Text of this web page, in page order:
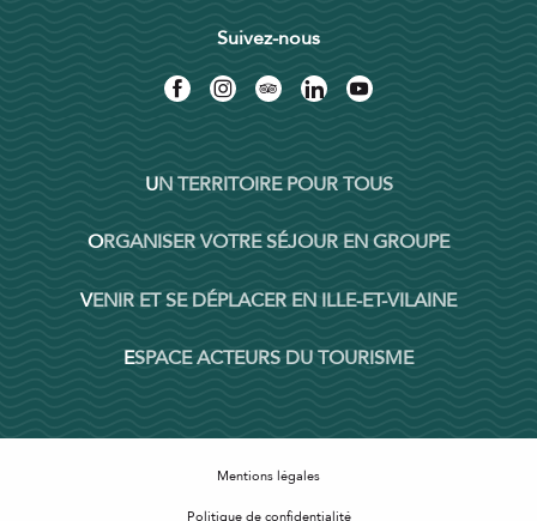
Suivez-nous
UN TERRITOIRE POUR TOUS
ORGANISER VOTRE SÉJOUR EN GROUPE
VENIR ET SE DÉPLACER EN ILLE-ET-VILAINE
ESPACE ACTEURS DU TOURISME
Mentions légales
Politique de confidentialité